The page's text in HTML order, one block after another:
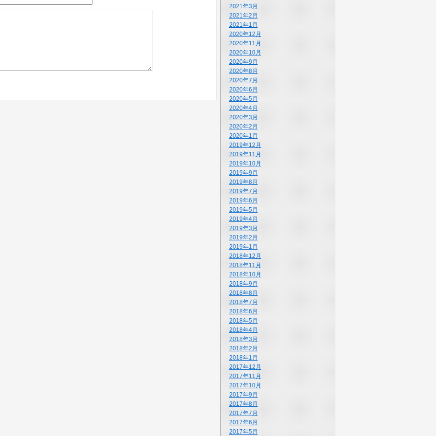
2021年3月
2021年2月
2021年1月
2020年12月
2020年11月
2020年10月
2020年9月
2020年8月
2020年7月
2020年6月
2020年5月
2020年4月
2020年3月
2020年2月
2020年1月
2019年12月
2019年11月
2019年10月
2019年9月
2019年8月
2019年7月
2019年6月
2019年5月
2019年4月
2019年3月
2019年2月
2019年1月
2018年12月
2018年11月
2018年10月
2018年9月
2018年8月
2018年7月
2018年6月
2018年5月
2018年4月
2018年3月
2018年2月
2018年1月
2017年12月
2017年11月
2017年10月
2017年9月
2017年8月
2017年7月
2017年6月
2017年5月